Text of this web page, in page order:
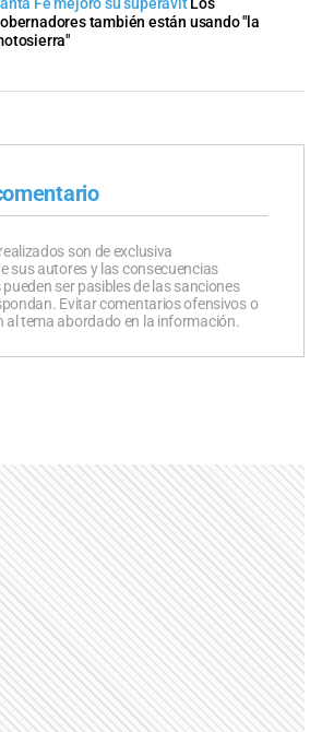
también están usando "la
son de exclusiva
sus autores y las consecuencias
ser pasibles de las sanciones
Evitar comentarios ofensivos o
al tema abordado en la información.